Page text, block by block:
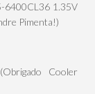
6400CL36 1.35V
Pimenta!)
Cooler